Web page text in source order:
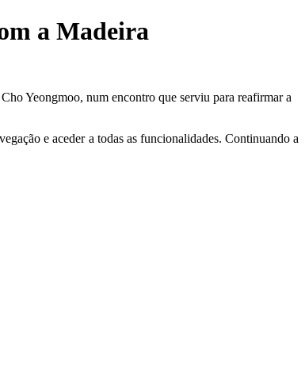
a Madeira
Yeongmoo, num encontro que serviu para reafirmar a
e aceder a todas as funcionalidades. Continuando a